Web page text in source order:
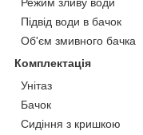
Підвід води в бачок
Об'єм змивного бачка
Комплектація
Унітаз
Бачок
Сидіння з кришкою